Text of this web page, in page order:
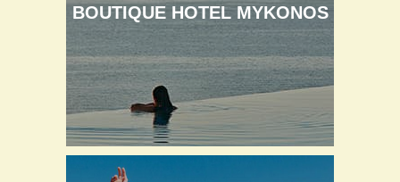
BOUTIQUE HOTEL MYKONOS